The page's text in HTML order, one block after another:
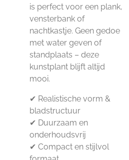
is perfect voor een plank,
vensterbank of
nachtkastje. Geen gedoe
met water geven of
standplaats – deze
kunstplant blijft altijd
mooi.
✔ Realistische vorm &
bladstructuur
✔ Duurzaam en
onderhoudsvrij
✔ Compact en stijlvol